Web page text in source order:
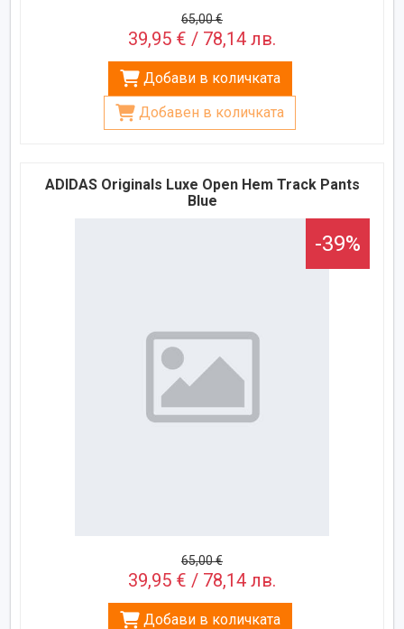
65,00 €
39,95 € / 78,14 лв.
Добави в количката
Добавен в количката
ADIDAS Originals Luxe Open Hem Track Pants
Blue
-39%
65,00 €
39,95 € / 78,14 лв.
Добави в количката